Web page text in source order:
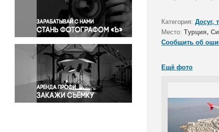
Правосудие
Происшествия и конфликты
Религия
Светская жизнь
Спорт
Экология
Экономика и бизнес
Категория: Досуг,
Место: Турция,
Сообщить об
Ещё фото